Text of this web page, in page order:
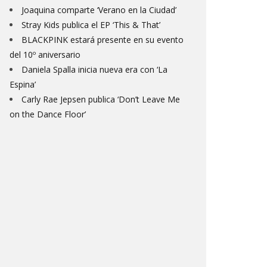
Joaquina comparte ‘Verano en la Ciudad’
Stray Kids publica el EP ‘This & That’
BLACKPINK estará presente en su evento
del 10º aniversario
Daniela Spalla inicia nueva era con ‘La
Espina’
Carly Rae Jepsen publica ‘Don’t Leave Me
on the Dance Floor’